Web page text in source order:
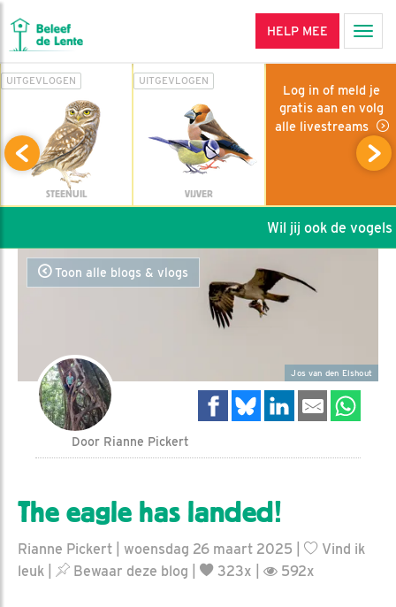
HELP MEE
UITGEVLOGEN
STEENUIL
UITGEVLOGEN
VIJVER
Log in of meld je
gratis aan en volg
alle livestreams
Wil jij ook de vogels
Toon alle blogs & vlogs
Jos van den Elshout
Door Rianne Pickert
The eagle has landed!
Rianne Pickert | woensdag 26 maart 2025 |
Vind ik
leuk
Bewaar deze blog 323x | 592x